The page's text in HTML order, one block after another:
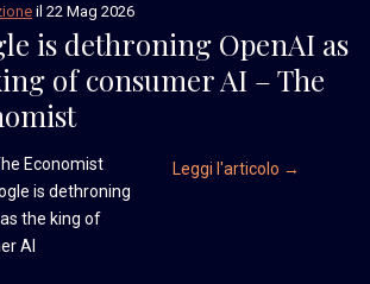
il 22 Mag 2026
is dethroning OpenAI as
of consumer AI – The
Economist
is dethroning
the king of
AI
Leggi l'articolo →